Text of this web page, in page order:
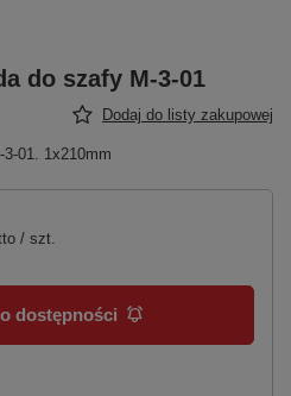
do szafy M-3-01
Dodaj do listy zakupowej
01. 1x210mm
/ szt.
dostępności